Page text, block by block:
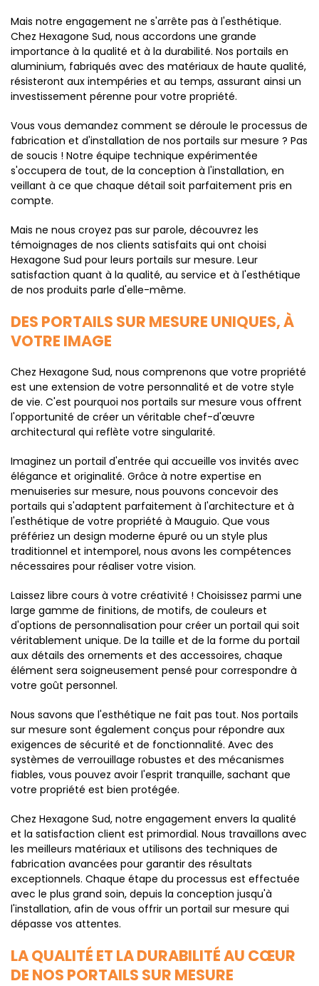
Mais notre engagement ne s'arrête pas à l'esthétique.
Chez Hexagone Sud, nous accordons une grande
importance à la qualité et à la durabilité. Nos portails en
aluminium, fabriqués avec des matériaux de haute qualité,
résisteront aux intempéries et au temps, assurant ainsi un
investissement pérenne pour votre propriété.
Vous vous demandez comment se déroule le processus de
fabrication et d'installation de nos portails sur mesure ? Pas
de soucis ! Notre équipe technique expérimentée
s'occupera de tout, de la conception à l'installation, en
veillant à ce que chaque détail soit parfaitement pris en
compte.
Mais ne nous croyez pas sur parole, découvrez les
témoignages de nos clients satisfaits qui ont choisi
Hexagone Sud pour leurs portails sur mesure. Leur
satisfaction quant à la qualité, au service et à l'esthétique
de nos produits parle d'elle-même.
DES PORTAILS SUR MESURE UNIQUES, À
VOTRE IMAGE
Chez Hexagone Sud, nous comprenons que votre propriété
est une extension de votre personnalité et de votre style
de vie. C'est pourquoi nos portails sur mesure vous offrent
l'opportunité de créer un véritable chef-d'œuvre
architectural qui reflète votre singularité.
Imaginez un portail d'entrée qui accueille vos invités avec
élégance et originalité. Grâce à notre expertise en
menuiseries sur mesure, nous pouvons concevoir des
portails qui s'adaptent parfaitement à l'architecture et à
l'esthétique de votre propriété à Mauguio. Que vous
préfériez un design moderne épuré ou un style plus
traditionnel et intemporel, nous avons les compétences
nécessaires pour réaliser votre vision.
Laissez libre cours à votre créativité ! Choisissez parmi une
large gamme de finitions, de motifs, de couleurs et
d'options de personnalisation pour créer un portail qui soit
véritablement unique. De la taille et de la forme du portail
aux détails des ornements et des accessoires, chaque
élément sera soigneusement pensé pour correspondre à
votre goût personnel.
Nous savons que l'esthétique ne fait pas tout. Nos portails
sur mesure sont également conçus pour répondre aux
exigences de sécurité et de fonctionnalité. Avec des
systèmes de verrouillage robustes et des mécanismes
fiables, vous pouvez avoir l'esprit tranquille, sachant que
votre propriété est bien protégée.
Chez Hexagone Sud, notre engagement envers la qualité
et la satisfaction client est primordial. Nous travaillons avec
les meilleurs matériaux et utilisons des techniques de
fabrication avancées pour garantir des résultats
exceptionnels. Chaque étape du processus est effectuée
avec le plus grand soin, depuis la conception jusqu'à
l'installation, afin de vous offrir un portail sur mesure qui
dépasse vos attentes.
LA QUALITÉ ET LA DURABILITÉ AU CŒUR
DE NOS PORTAILS SUR MESURE